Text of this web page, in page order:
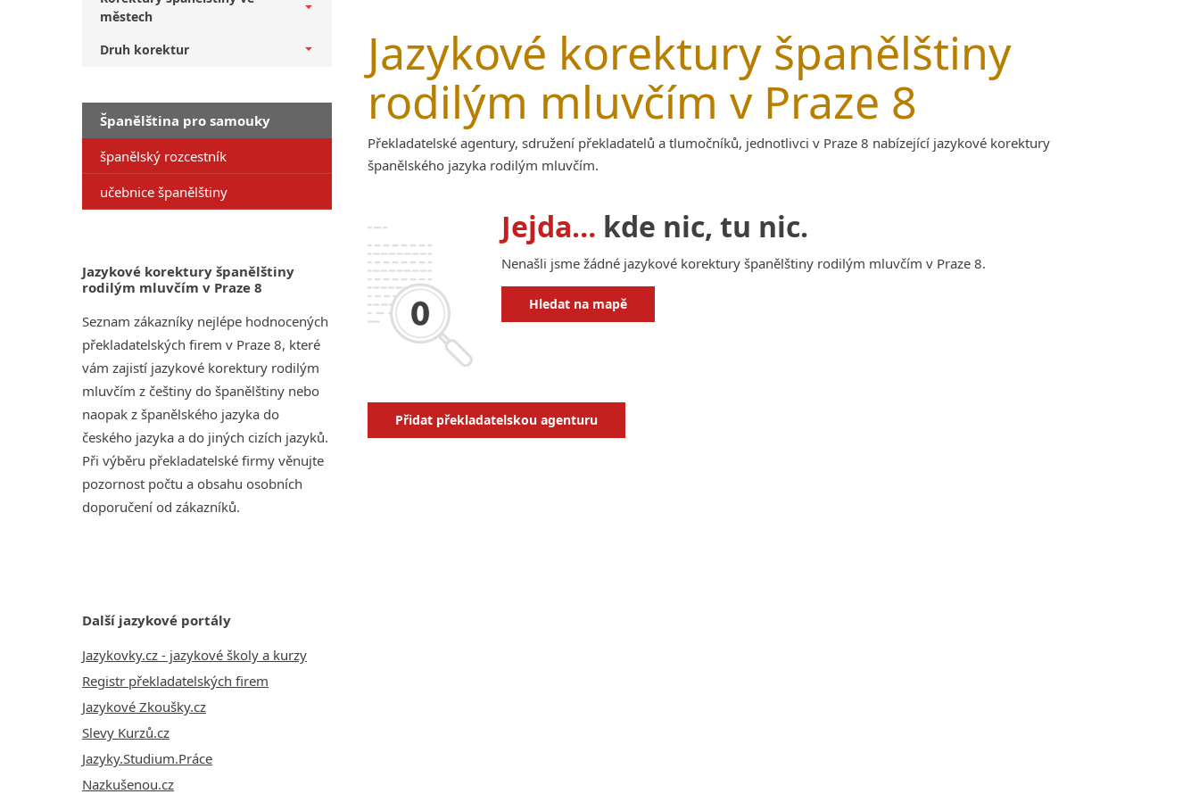
městech
Druh korektur
Španělština pro samouky
španělský rozcestník
učebnice španělštiny
Jazykové korektury španělštiny
rodilým mluvčím v Praze 8
Seznam zákazníky nejlépe hodnocených
překladatelských firem v Praze 8, které
vám zajistí jazykové korektury rodilým
mluvčím z češtiny do španělštiny nebo
naopak z španělského jazyka do
českého jazyka a do jiných cizích jazyků.
Při výběru překladatelské firmy věnujte
pozornost počtu a obsahu osobních
doporučení od zákazníků.
Další jazykové portály
Jazykovky.cz - jazykové školy a kurzy
Registr překladatelských firem
Jazykové Zkoušky.cz
Slevy Kurzů.cz
Jazyky.Studium.Práce
Nazkušenou.cz
Jazykové korektury španělštiny
rodilým mluvčím v Praze 8
Překladatelské agentury, sdružení překladatelů a tlumočníků, jednotlivci v Praze 8 nabízející jazykové korektury
španělského jazyka rodilým mluvčím.
Jejda… kde nic, tu nic.
Nenašli jsme žádné jazykové korektury španělštiny rodilým mluvčím v Praze 8.
Hledat na mapě
Přidat překladatelskou agenturu